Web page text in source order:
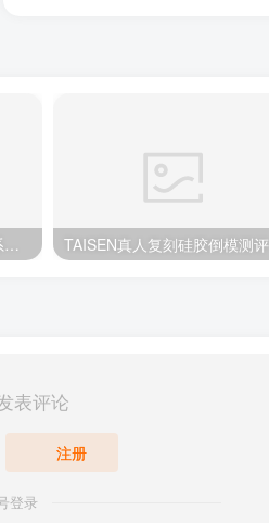
专家推荐美国TAISEN美臀系列泰贝莎飞机杯测评，顶级品质带来极致享受! TAISEN真人复刻硅胶倒模测评
表评论
注册
登录